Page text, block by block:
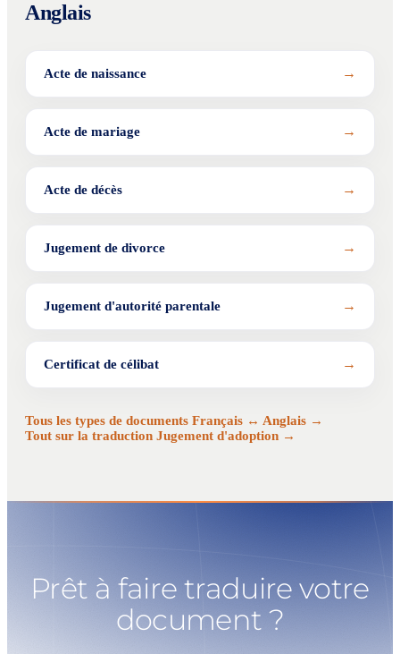
Anglais
Acte de naissance →
Acte de mariage →
Acte de décès →
Jugement de divorce →
Jugement d'autorité parentale →
Certificat de célibat →
Tous les types de documents Français ↔ Anglais →
Tout sur la traduction Jugement d'adoption →
Prêt à faire traduire votre
document ?